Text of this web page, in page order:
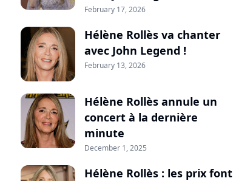
February 17, 2026
Hélène Rollès va chanter
avec John Legend !
February 13, 2026
Hélène Rollès annule un
concert à la dernière
minute
December 1, 2025
Hélène Rollès : les prix font